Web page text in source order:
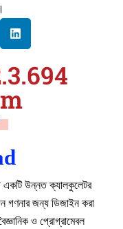
উন্নত ক্যালকুলেটর
গণনার জন্য ডিজাইন করা
ও প্রোগ্রামেবল